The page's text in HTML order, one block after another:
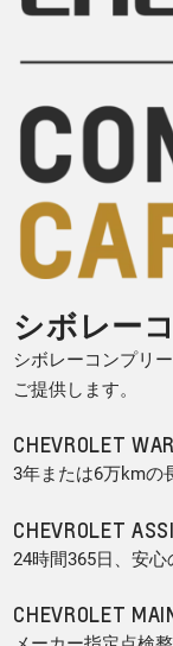
シボレー
シボレーコンプリ
ご提供します。
CHEVROLET
3年または6万kmの
CHEVROLET
24時間365日、安
CHEVROLET